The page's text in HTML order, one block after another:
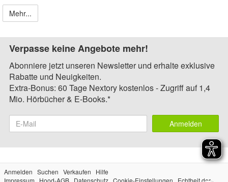
Mehr...
Verpasse keine Angebote mehr!
Abonniere jetzt unseren Newsletter und erhalte exklusive
Rabatte und Neuigkeiten.
Extra-Bonus: 60 Tage Nextory kostenlos - Zugriff auf 1,4
Mio. Hörbücher & E-Books.*
Anmelden
Anmelden Suchen Verkaufen
Hilfe
Impressum
Hood-AGB Datenschutz Cookie-Einstellungen Echtheit der